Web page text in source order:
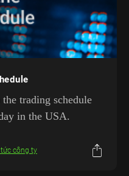
the trading schedule
in the USA.
công ty